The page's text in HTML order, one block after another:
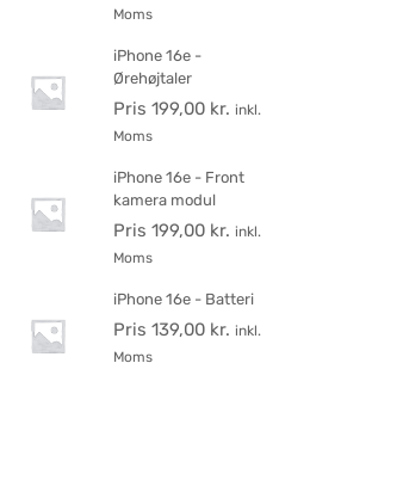
Moms
iPhone 16e -
Ørehøjtaler
Pris 199,00 kr. inkl.
Moms
iPhone 16e - Front
kamera modul
Pris 199,00 kr. inkl.
Moms
iPhone 16e - Batteri
Pris 139,00 kr. inkl.
Moms